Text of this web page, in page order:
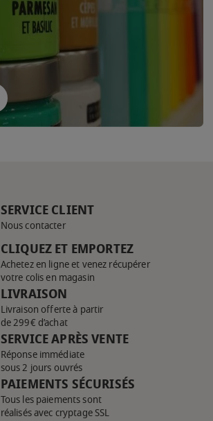
SERVICE CLIENT
Nous contacter
CLIQUEZ ET EMPORTEZ
Achetez en ligne et venez récupérer
votre colis en magasin
LIVRAISON
Livraison offerte à partir
de 299€ d’achat
SERVICE APRÈS VENTE
Réponse immédiate
sous 2 jours ouvrés
PAIEMENTS SÉCURISÉS
Tous les paiements sont
réalisés avec cryptage SSL